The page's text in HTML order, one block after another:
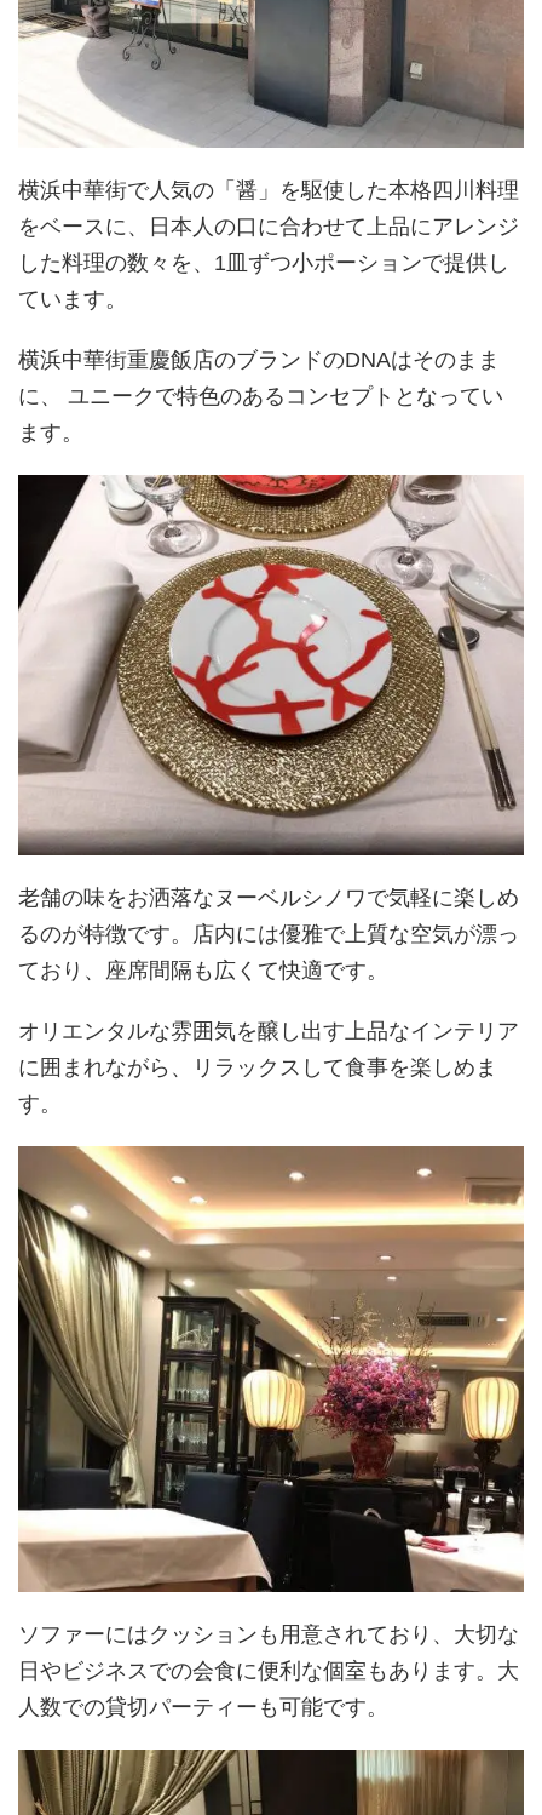
横浜中華街で人気の「醤」を駆使した本格四川料理
をベースに、日本人の口に合わせて上品にアレンジ
した料理の数々を、1皿ずつ小ポーションで提供し
ています。
横浜中華街重慶飯店のブランドのDNAはそのまま
に、 ユニークで特色のあるコンセプトとなってい
ます。
老舗の味をお洒落なヌーベルシノワで気軽に楽しめ
るのが特徴です。店内には優雅で上質な空気が漂っ
ており、座席間隔も広くて快適です。
オリエンタルな雰囲気を醸し出す上品なインテリア
に囲まれながら、リラックスして食事を楽しめま
す。
ソファーにはクッションも用意されており、大切な
日やビジネスでの会食に便利な個室もあります。大
人数での貸切パーティーも可能です。